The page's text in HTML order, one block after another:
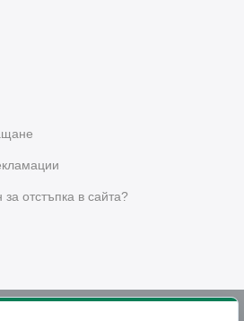
отстъпка в сайта?